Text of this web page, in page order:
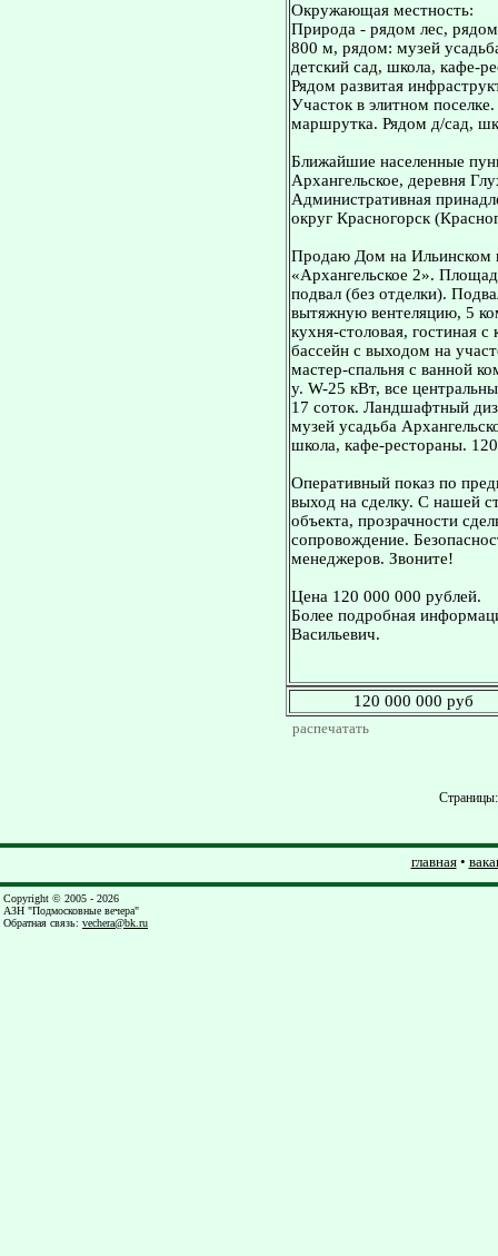
Окружающая местность:
Природа - рядом лес,
800 м, рядом: музей
детский сад, школа, кафе-
Рядом развитая
Участок в элитном
маршрутка. Рядом д/сад,
Ближайшие населенные
Архангельское, деревня
Административная
округ Красногорск
Продаю Дом на
«Архангельское 2».
подвал (без отделки).
вытяжную вентеляцию, 5
кухня-столовая, гостиная
бассейн с выходом на
мастер-спальня с ванной
у. W-25 кВт, все
17 соток. Ландшафтный
музей усадьба
школа, кафе-рестораны.
Оперативный показ по
выход на сделку. С нашей
объекта, прозрачности
сопровождение.
менеджеров. Звоните!
Цена 120 000 000 рублей.
Более подробная
Васильевич.
120 000 000 руб
распечатать
главная•
Copyright © 2005 - 2026
АЗН "Подмосковные вечера"
Обратная связь: vechera@bk.ru